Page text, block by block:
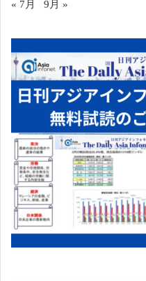
« 7月
9月 »